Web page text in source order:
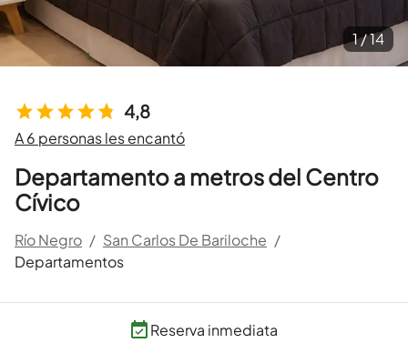
4,8
A 6 personas les encantó
Departamento a metros del Centro
Cívico
Río Negro / San Carlos De Bariloche /
Departamentos
1 /14
Reserva inmediata